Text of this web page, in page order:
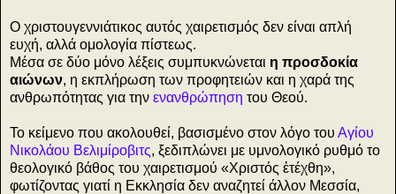
Ο χριστουγεννιάτικος αυτός χαιρετισμός δεν είναι απλή
ευχή, αλλά ομολογία πίστεως.
Μέσα σε δύο μόνο λέξεις συμπυκνώνεται η προσδοκία
αιώνων, η εκπλήρωση των προφητειών και η χαρά της
ανθρωπότητας για την ενανθρώπηση του Θεού.
Το κείμενο που ακολουθεί, βασισμένο στον λόγο του Αγίου
Νικολάου Βελιμίροβιτς, ξεδιπλώνει με υμνολογικό ρυθμό το
θεολογικό βάθος του χαιρετισμού «Χριστός ἐτέχθη»,
φωτίζοντας γιατί η Εκκλησία δεν αναζητεί άλλον Μεσσία,